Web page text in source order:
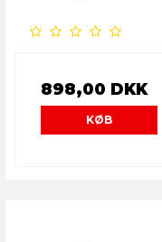
898,00 DKK
KØB